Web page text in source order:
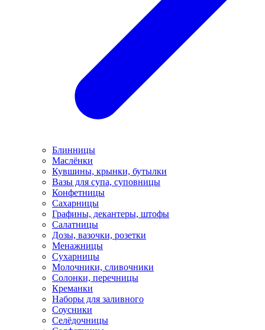
Блинницы
Маслёнки
Кувшины, крынки, бутылки
Вазы для супа, суповницы
Конфетницы
Сахарницы
Графины, декантеры, штофы
Салатницы
Дозы, вазочки, розетки
Менажницы
Сухарницы
Молочники, сливочники
Солонки, перечницы
Креманки
Наборы для заливного
Соусники
Селёдочницы